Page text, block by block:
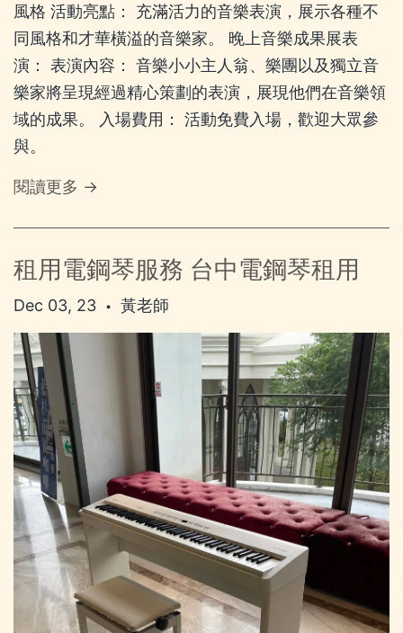
風格 活動亮點： 充滿活力的音樂表演，展示各種不
同風格和才華橫溢的音樂家。 晚上音樂成果展表
演： 表演內容： 音樂小小主人翁、樂團以及獨立音
樂家將呈現經過精心策劃的表演，展現他們在音樂領
域的成果。 入場費用： 活動免費入場，歡迎大眾參
與。
閱讀更多 →
租用電鋼琴服務 台中電鋼琴租用
Dec 03, 23 • 黃老師